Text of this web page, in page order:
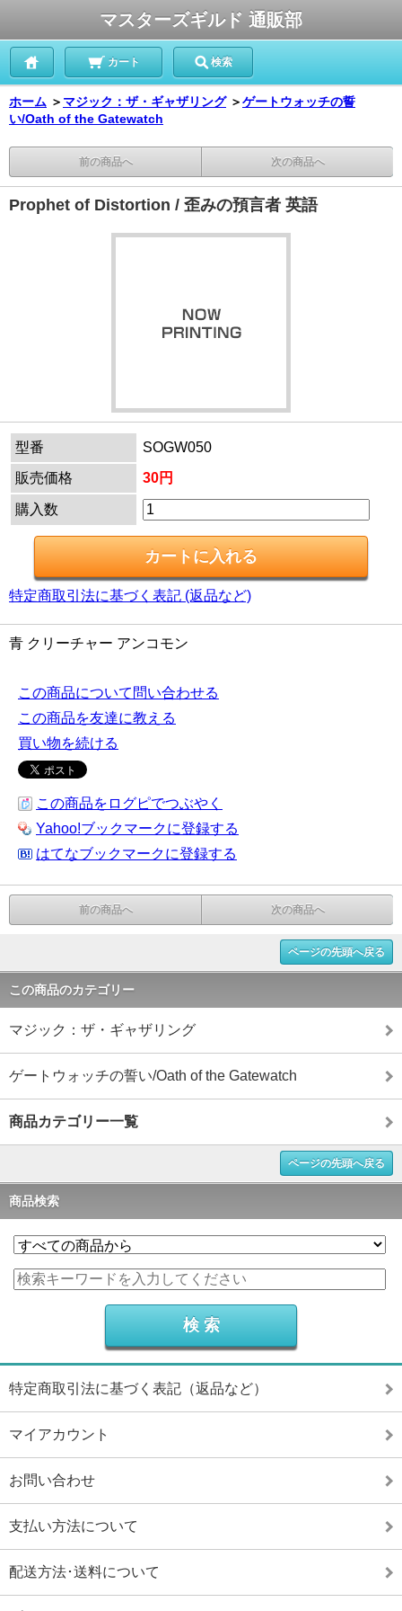
マスターズギルド 通販部
カート 検索
ホーム ＞ マジック：ザ・ギャザリング ＞ゲートウォッチの誓
い/Oath of the Gatewatch
前の商品へ 次の商品へ
Prophet of Distortion / 歪みの預言者 英語
型番
SOGW050
販売価格
30円
購入数
特定商取引法に基づく表記 (返品など)
青 クリーチャー アンコモン
この商品について問い合わせる
この商品を友達に教える
買い物を続ける
この商品をログピでつぶやく
Yahoo!ブックマークに登録する
はてなブックマークに登録する
前の商品へ 次の商品へ
ページの先頭へ戻る
この商品のカテゴリー
マジック：ザ・ギャザリング
ゲートウォッチの誓い/Oath of the Gatewatch
商品カテゴリー一覧
ページの先頭へ戻る
商品検索
特定商取引法に基づく表記（返品など）
マイアカウント
お問い合わせ
支払い方法について
配送方法･送料について